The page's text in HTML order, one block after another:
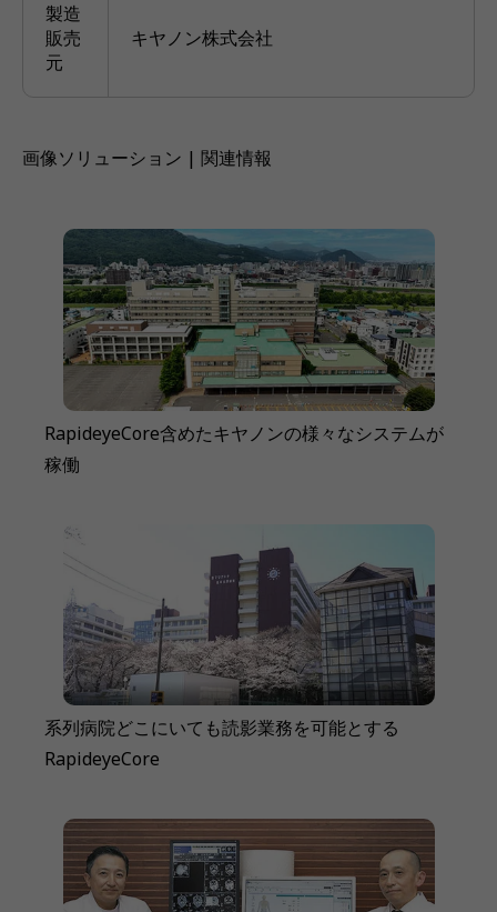
製造
販売
元
キヤノン株式会社
画像ソリューション | 関連情報
RapideyeCore含めたキヤノンの様々なシステムが
稼働
系列病院どこにいても読影業務を可能とする
RapideyeCore